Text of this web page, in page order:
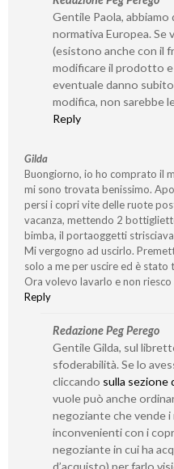
Gentile Paola,
normativa Europea.
(esistono anche con il
modificare il prodotto e
eventuale danno
modifica, non sarebbe
Reply
Gilda
Buongiorno, io ho comprato il
mi sono trovata benissimo.
persi i copri vite delle ruote
vacanza, mettendo 2
bimba, il portaoggetti
Mi vergogno ad uscirlo.
solo a me per uscire ed è stato
Ora volevo lavarlo e non
Reply
Redazione Peg Perego
Gentile Gilda, sul
sfoderabilità. Se lo
cliccando sulla sezione
vuole può anche
negoziante che vende
inconvenienti con i
negoziante in cui ha
d’acquisto) per farlo